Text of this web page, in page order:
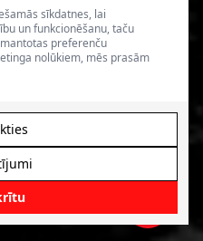
sīkdatnes, lai
un funkcionēšanu, taču
preferenču
nolūkiem, mēs prasām
aizsargātas.